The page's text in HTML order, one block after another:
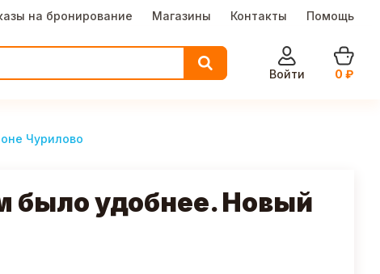
на бронирование Магазины Контакты Помощь
Войти
0 ₽
Чурилово
было удобнее. Новый